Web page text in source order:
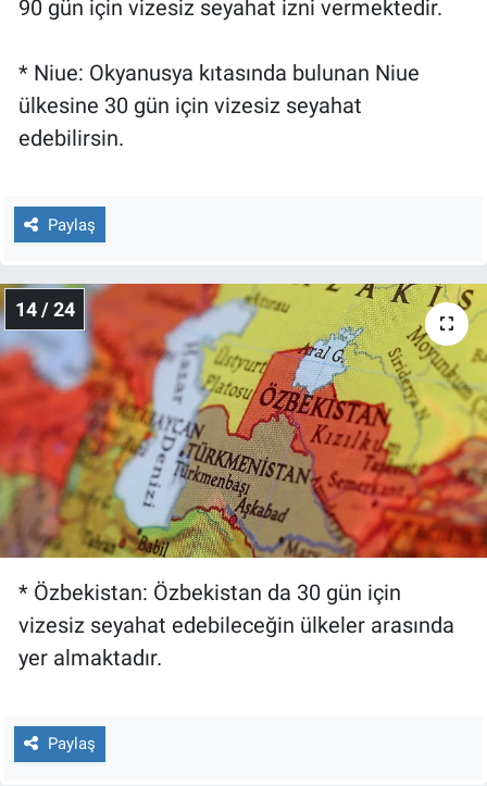
90 gün için vizesiz seyahat izni vermektedir.
* Niue: Okyanusya kıtasında bulunan Niue
ülkesine 30 gün için vizesiz seyahat
edebilirsin.
Paylaş
14 / 24
* Özbekistan: Özbekistan da 30 gün için
vizesiz seyahat edebileceğin ülkeler arasında
yer almaktadır.
Paylaş